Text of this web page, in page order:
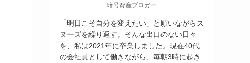
暗号資産ブロガー
「明日こそ自分を変えたい」と願いながらス
ヌーズを繰り返す。そんな出口のない日々
を、私は2021年に卒業しました。現在40代
の会社員として働きながら、毎朝3時に起き